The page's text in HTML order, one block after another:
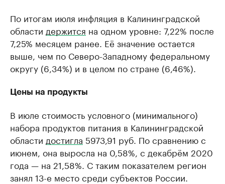
По итогам июля инфляция в Калининградской
области держится на одном уровне: 7,22% после
7,25% месяцем ранее. Её значение остается
выше, чем по Северо-Западному федеральному
округу (6,34%) и в целом по стране (6,46%).
Цены на продукты
В июле стоимость условного (минимального)
набора продуктов питания в Калининградской
области достигла 5973,91 руб. По сравнению с
июнем, она выросла на 0,58%, с декабрём 2020
года — на 21,58%. С таким показателем регион
занял 13-е место среди субъектов России.